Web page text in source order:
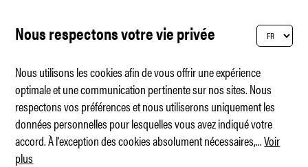
Amble One : le nouveau buggy lifestyle
Nous respectons votre vie privée
Nous utilisons les cookies afin de vous offrir une expérience
optimale et une communication pertinente sur nos sites. Nous
respectons vos préférences et nous utiliserons uniquement les
données personnelles pour lesquelles vous avez indiqué votre
accord. À l'exception des cookies absolument nécessaires,...Voir
plus